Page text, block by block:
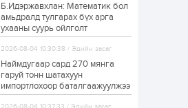
1 өдөр 2
Өнгөрсөн сард
металл худалдан
авчээ
1 өдөр 0 0
Б.Идэржавхлан: Математик бол
амьдралд тулгарах бүх арга
ухааны суурь ойлголт
2026-08-04 10:30:38 / Эдийн засаг
Наймдугаар сард 270 мянга
гаруй тонн шатахуун
импортлохоор баталгаажуулжээ